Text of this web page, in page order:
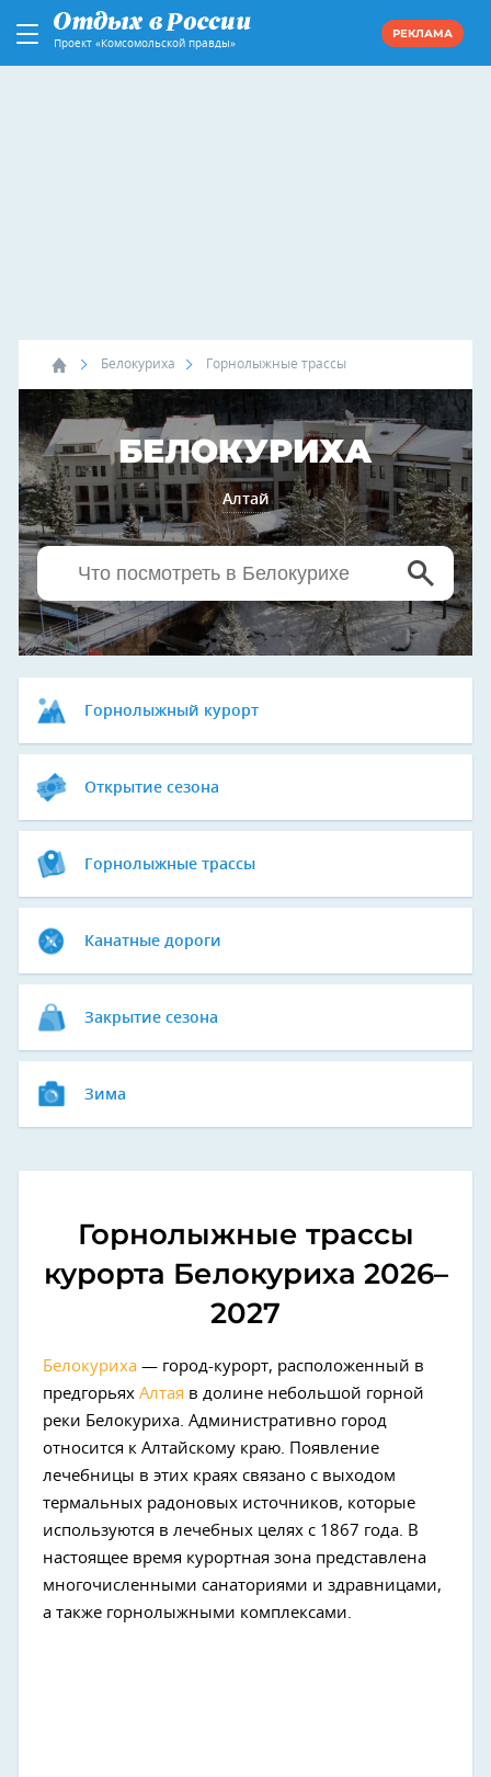
Проект «Комсомольской правды»
РЕКЛАМА
Белокуриха Горнолыжные трассы
БЕЛОКУРИХА
Алтай
Горнолыжный курорт
Открытие сезона
Горнолыжные трассы
Канатные дороги
Закрытие сезона
Зима
Горнолыжные трассы
курорта Белокуриха 2026–
2027
Белокуриха — город-курорт, расположенный в
предгорьях Алтая в долине небольшой горной
реки Белокуриха. Административно город
относится к Алтайскому краю. Появление
лечебницы в этих краях связано с выходом
термальных радоновых источников, которые
используются в лечебных целях с 1867 года. В
настоящее время курортная зона представлена
многочисленными санаториями и здравницами,
а также горнолыжными комплексами.